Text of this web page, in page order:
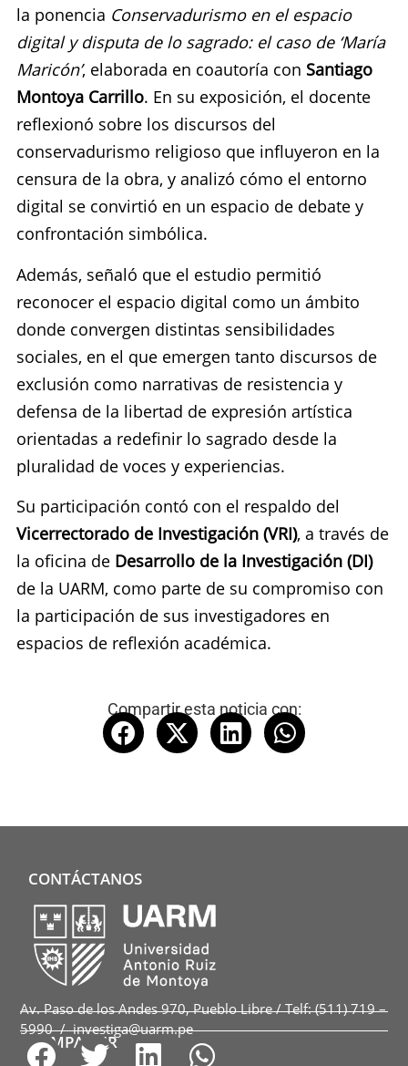
la ponencia Conservadurismo en el espacio
digital y disputa de lo sagrado: el caso de ‘María
Maricón’, elaborada en coautoría con Santiago
Montoya Carrillo. En su exposición, el docente
reflexionó sobre los discursos del
conservadurismo religioso que influyeron en la
censura de la obra, y analizó cómo el entorno
digital se convirtió en un espacio de debate y
confrontación simbólica.
Además, señaló que el estudio permitió
reconocer el espacio digital como un ámbito
donde convergen distintas sensibilidades
sociales, en el que emergen tanto discursos de
exclusión como narrativas de resistencia y
defensa de la libertad de expresión artística
orientadas a redefinir lo sagrado desde la
pluralidad de voces y experiencias.
Su participación contó con el respaldo del
Vicerrectorado de Investigación (VRI), a través de
la oficina de Desarrollo de la Investigación (DI)
de la UARM, como parte de su compromiso con
la participación de sus investigadores en
espacios de reflexión académica.
Compartir esta noticia con:
CONTÁCTANOS
Av. Paso de los Andes 970, Pueblo Libre / Telf: (511) 719 –
5990 / investiga@uarm.pe
COMPARTIR